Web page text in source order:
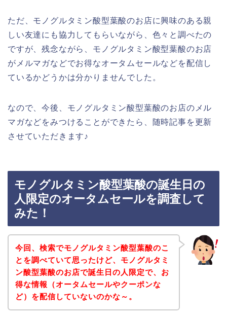
ただ、モノグルタミン酸型葉酸のお店に興味のある親
しい友達にも協力してもらいながら、色々と調べたの
ですが、残念ながら、モノグルタミン酸型葉酸のお店
がメルマガなどでお得なオータムセールなどを配信し
ているかどうかは分かりませんでした。
なので、今後、モノグルタミン酸型葉酸のお店のメル
マガなどをみつけることができたら、随時記事を更新
させていただきます♪
モノグルタミン酸型葉酸の誕生日の
人限定のオータムセールを調査して
みた！
今回、検索でモノグルタミン酸型葉酸のこ
とを調べていて思ったけど、モノグルタミ
ン酸型葉酸のお店で誕生日の人限定で、お
得な情報（オータムセールやクーポンな
ど）を配信していないのかな～。